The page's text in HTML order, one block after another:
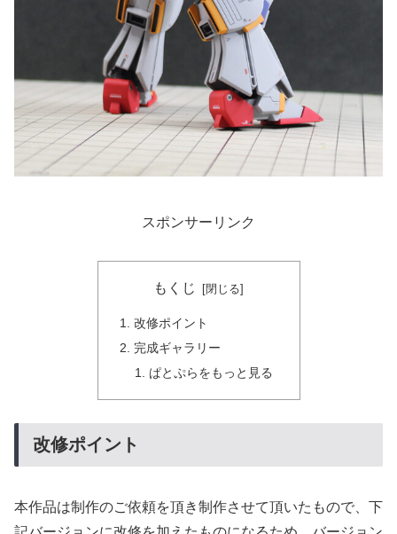
スポンサーリンク
もくじ
改修ポイント
完成ギャラリー
ぱとぷらをもっと見る
改修ポイント
本作品は制作のご依頼を頂き制作させて頂いたもので、下